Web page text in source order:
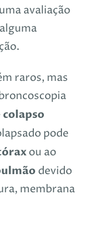
avaliação
raros, mas
colapso
pode
ou ao
devido
membrana